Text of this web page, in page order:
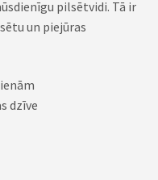
pilsētvidi. Tā ir
un piejūras
dzīve